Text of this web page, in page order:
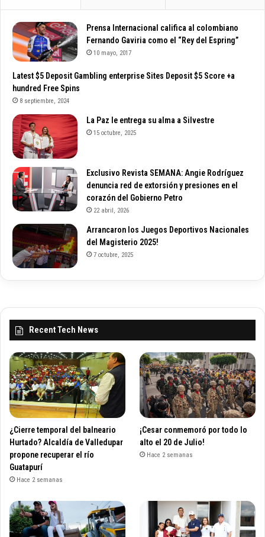
Prensa Internacional califica al colombiano
Fernando Gaviria como el “Rey del Espring”
10 mayo, 2017
Latest $5 Deposit Gambling enterprise Sites Deposit $5 Score +a
hundred Free Spins
8 septiembre, 2024
La Paz le entrega su alma a Silvestre
15 octubre, 2025
Exclusivo Revista SEMANA: Angie Rodríguez
denuncia red de extorsión y presiones en el
corazón del Gobierno Petro
22 abril, 2026
Arrancaron los Juegos Deportivos Nacionales
del Magisterio 2025!
7 octubre, 2025
Recent Tech News
¿Cierre temporal del balneario
Hurtado? Alcaldía de Valledupar
propone recuperar el río
Guatapurí
Hace 2 semanas
¡Cesar conmemoró por todo lo
alto el 20 de Julio!
Hace 2 semanas